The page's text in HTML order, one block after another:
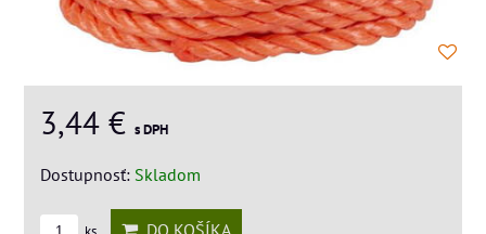
3,44 € s DPH
Dostupnosť: Skladom
DO KOŠÍKA